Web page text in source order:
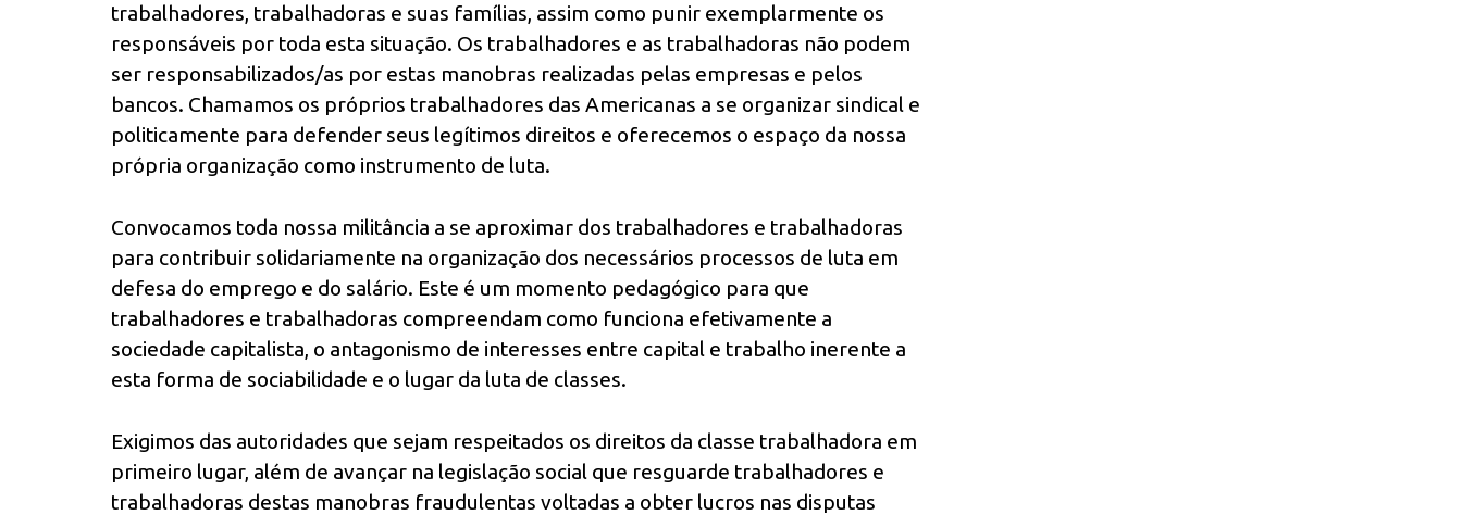
trabalhadores, trabalhadoras e suas famílias, assim como punir exemplarmente os
responsáveis por toda esta situação. Os trabalhadores e as trabalhadoras não podem
ser responsabilizados/as por estas manobras realizadas pelas empresas e pelos
bancos. Chamamos os próprios trabalhadores das Americanas a se organizar sindical e
politicamente para defender seus legítimos direitos e oferecemos o espaço da nossa
própria organização como instrumento de luta.
Convocamos toda nossa militância a se aproximar dos trabalhadores e trabalhadoras
para contribuir solidariamente na organização dos necessários processos de luta em
defesa do emprego e do salário. Este é um momento pedagógico para que
trabalhadores e trabalhadoras compreendam como funciona efetivamente a
sociedade capitalista, o antagonismo de interesses entre capital e trabalho inerente a
esta forma de sociabilidade e o lugar da luta de classes.
Exigimos das autoridades que sejam respeitados os direitos da classe trabalhadora em
primeiro lugar, além de avançar na legislação social que resguarde trabalhadores e
trabalhadoras destas manobras fraudulentas voltadas a obter lucros nas disputas